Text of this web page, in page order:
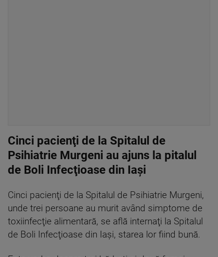
Cinci pacienţi de la Spitalul de
Psihiatrie Murgeni au ajuns la pitalul
de Boli Infecţioase din Iaşi
Cinci pacienţi de la Spitalul de Psihiatrie Murgeni,
unde trei persoane au murit având simptome de
toxiinfecţie alimentară, se află internaţi la Spitalul
de Boli Infecţioase din Iaşi, starea lor fiind bună.